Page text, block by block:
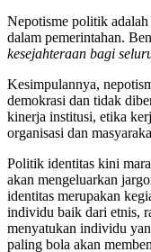
Nepotisme politik
dalam pemerintahan.
kesejahteraan bagi
Kesimpulannya,
demokrasi dan tidak
kinerja institusi, etika
organisasi dan
Politik identitas kini
akan mengeluarkan
identitas merupakan
individu baik dari etnis,
menyatukan individu
paling bola akan